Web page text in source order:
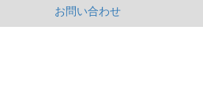
お問い合わせ